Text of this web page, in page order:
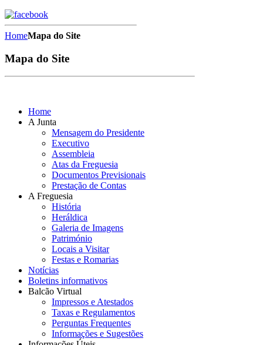
HomeMapa do Site
Mapa do Site
Home
A Junta
Mensagem do Presidente
Executivo
Assembleia
Atas da Freguesia
Documentos Previsionais
Prestação de Contas
A Freguesia
História
Heráldica
Galeria de Imagens
Património
Locais a Visitar
Festas e Romarias
Notícias
Boletins informativos
Balcão Virtual
Impressos e Atestados
Taxas e Regulamentos
Perguntas Frequentes
Informações e Sugestões